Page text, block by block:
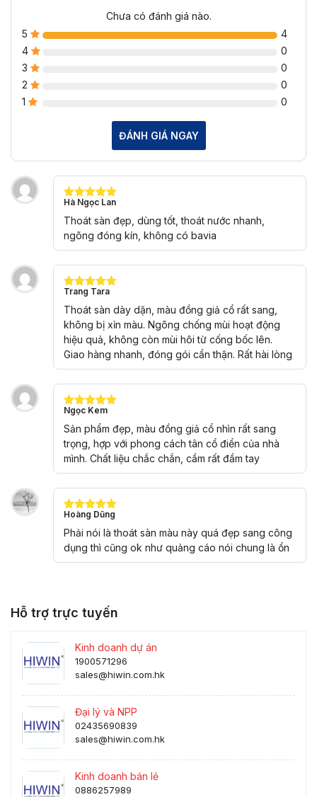
Chưa có đánh giá nào.
5
4
4
0
3
0
2
0
1
0
ĐÁNH GIÁ NGAY
Được xếp
hạng5
5
sao
Hà Ngọc Lan
Thoát sàn đẹp, dùng tốt, thoát nước nhanh,
ngõng đóng kín, không có bavia
Được xếp
hạng5
5
sao
Trang Tara
Thoát sàn dày dặn, màu đồng giả cổ rất sang,
không bị xỉn màu. Ngõng chống mùi hoạt động
hiệu quả, không còn mùi hôi từ cống bốc lên.
Giao hàng nhanh, đóng gói cẩn thận. Rất hài lòng
Được xếp
hạng
5 5
sao
Ngọc Kem
Sản phẩm đẹp, màu đồng giả cổ nhìn rất sang
trọng, hợp với phong cách tân cổ điển của nhà
mình. Chất liệu chắc chắn, cầm rất đầm tay
Được xếp
hạng
5
sao
Hoàng Dũng
Phải nói là thoát sàn màu này quá đẹp sang công
dụng thì cũng ok như quảng cáo nói chung là ổn
Hỗ trợ trực tuyến
Kinh doanh dự án
1900571296
sales@hiwin.com.hk
Đại lý và NPP
02435690839
sales@hiwin.com.hk
Kinh doanh bán lẻ
0886257989